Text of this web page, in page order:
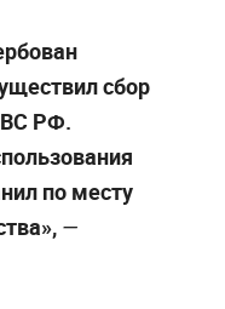
сбор
ВС РФ.
по месту
—